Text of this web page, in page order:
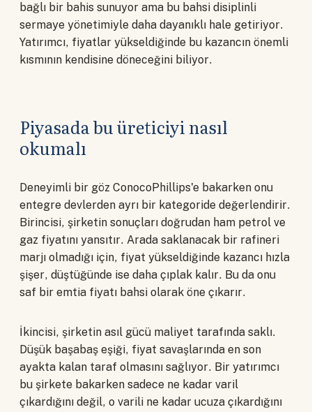
bağlı bir bahis sunuyor ama bu bahsi disiplinli
sermaye yönetimiyle daha dayanıklı hale getiriyor.
Yatırımcı, fiyatlar yükseldiğinde bu kazancın önemli
kısmının kendisine döneceğini biliyor.
Piyasada bu üreticiyi nasıl
okumalı
Deneyimli bir göz ConocoPhillips'e bakarken onu
entegre devlerden ayrı bir kategoride değerlendirir.
Birincisi, şirketin sonuçları doğrudan ham petrol ve
gaz fiyatını yansıtır. Arada saklanacak bir rafineri
marjı olmadığı için, fiyat yükseldiğinde kazancı hızla
şişer, düştüğünde ise daha çıplak kalır. Bu da onu
saf bir emtia fiyatı bahsi olarak öne çıkarır.
İkincisi, şirketin asıl gücü maliyet tarafında saklı.
Düşük başabaş eşiği, fiyat savaşlarında en son
ayakta kalan taraf olmasını sağlıyor. Bir yatırımcı
bu şirkete bakarken sadece ne kadar varil
çıkardığını değil, o varili ne kadar ucuza çıkardığını